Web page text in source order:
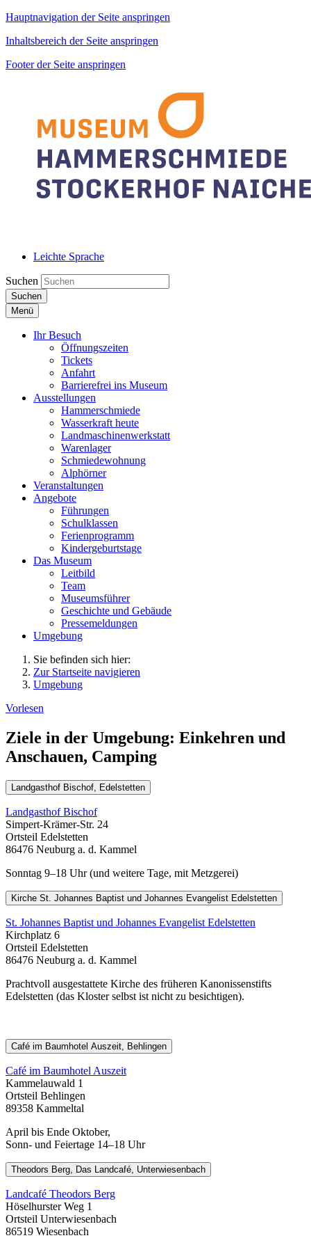
Hauptnavigation der Seite anspringen
Inhaltsbereich der Seite anspringen
Footer der Seite anspringen
Leichte Sprache
Suchen
Suchen
Menü
Ihr Besuch
Öffnungszeiten
Tickets
Anfahrt
Barrierefrei ins Museum
Ausstellungen
Hammerschmiede
Wasserkraft heute
Landmaschinenwerkstatt
Warenlager
Schmiedewohnung
Alphörner
Veranstaltungen
Angebote
Führungen
Schulklassen
Ferienprogramm
Kindergeburtstage
Das Museum
Leitbild
Team
Museumsführer
Geschichte und Gebäude
Pressemeldungen
Umgebung
Sie befinden sich hier:
Zur Startseite navigieren
Umgebung
Vorlesen
Ziele in der Umgebung: Einkehren und
Anschauen, Camping
Landgasthof Bischof, Edelstetten
Landgasthof Bischof
Simpert-Krämer-Str. 24
Ortsteil Edelstetten
86476 Neuburg a. d. Kammel
Sonntag 9–18 Uhr (und weitere Tage, mit Metzgerei)
Kirche St. Johannes Baptist und Johannes Evangelist Edelstetten
St. Johannes Baptist und Johannes Evangelist Edelstetten
Kirchplatz 6
Ortsteil Edelstetten
86476 Neuburg a. d. Kammel
Prachtvoll ausgestattete Kirche des früheren Kanonissenstifts
Edelstetten (das Kloster selbst ist nicht zu besichtigen).
Café im Baumhotel Auszeit, Behlingen
Café im Baumhotel Auszeit
Kammelauwald 1
Ortsteil Behlingen
89358 Kammeltal
April bis Ende Oktober,
Sonn- und Feiertage 14–18 Uhr
Theodors Berg, Das Landcafé, Unterwiesenbach
Landcafé Theodors Berg
Höselhurster Weg 1
Ortsteil Unterwiesenbach
86519 Wiesenbach